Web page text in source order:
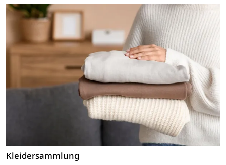
Kleidersammlung